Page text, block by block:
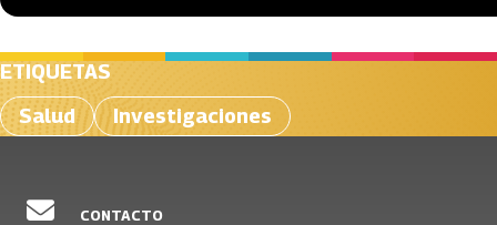
ETIQUETAS
Salud
Investigaciones
CONTACTO